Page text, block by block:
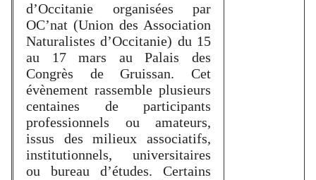
d’Occitanie organisées par
OC’nat (Union des Association
Naturalistes d’Occitanie) du 15
au 17 mars au Palais des
Congrès de Gruissan. Cet
évènement rassemble plusieurs
centaines de participants
professionnels ou amateurs,
issus des milieux associatifs,
institutionnels, universitaires
ou bureau d’études. Certains